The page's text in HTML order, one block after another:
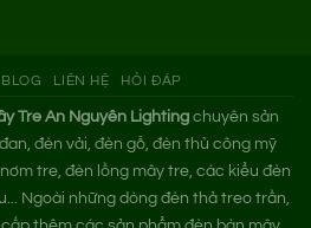
BLOG LIÊN HỆ HỎI ĐÁP
Tre An Nguyên Lightingchuyên sản
đèn vải, đèn gỗ, đèn thủ công mỹ
tre, đèn lồng mây tre, các kiểu đèn
Ngoài những dòng đèn thả treo trần,
thêm các sản phẩm đèn bàn mây